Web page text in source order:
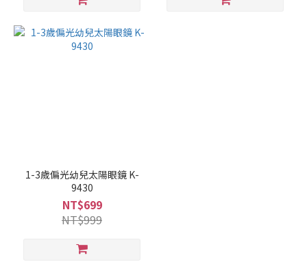
1-3歲偏光幼兒太陽眼鏡 K-
9430
NT$699
NT$999